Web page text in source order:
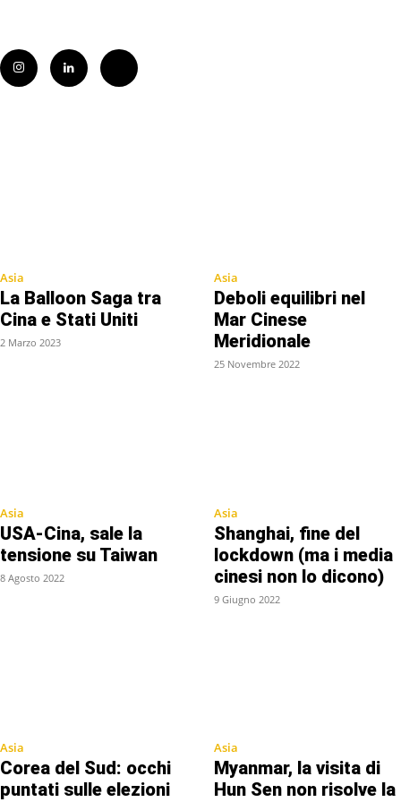
Asia
La Balloon Saga tra
Cina e Stati Uniti
2 Marzo 2023
Asia
Deboli equilibri nel
Mar Cinese
Meridionale
25 Novembre 2022
Asia
USA-Cina, sale la
tensione su Taiwan
8 Agosto 2022
Asia
Shanghai, fine del
lockdown (ma i media
cinesi non lo dicono)
9 Giugno 2022
Asia
Corea del Sud: occhi
puntati sulle elezioni
Asia
Myanmar, la visita di
Hun Sen non risolve la